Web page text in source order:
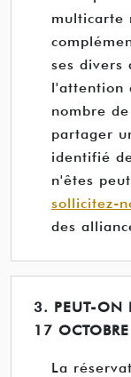
multicarte
ses divers
l'attention
nombre
partager
identifié
n'êtes
sollicitez-
des
3. PEUT-ON
17
La